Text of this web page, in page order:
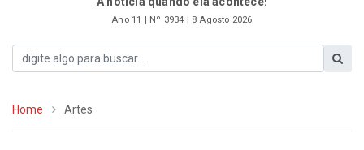
Ano 11 | Nº 3934 | 8 Agosto 2026
Home Artes